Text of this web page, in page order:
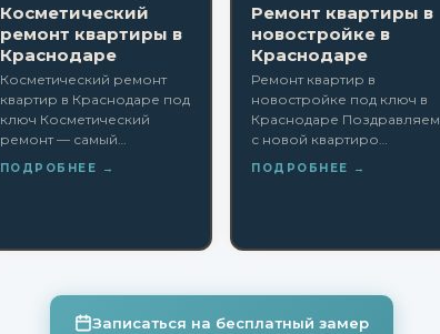
Косметический
ремонт квартиры в
Краснодаре
Косметический ремонт
квартир в Краснодаре под
ключ Косметический
ремонт — самый…
ПОДРОБНЕЕ →
Ремонт квартиры в
новостройке в
Краснодаре
Ремонт квартир в
новостройке под ключ в
Краснодаре Поздравляем
с новой квартиро…
ПОДРОБНЕЕ →
Записаться на бесплатный замер